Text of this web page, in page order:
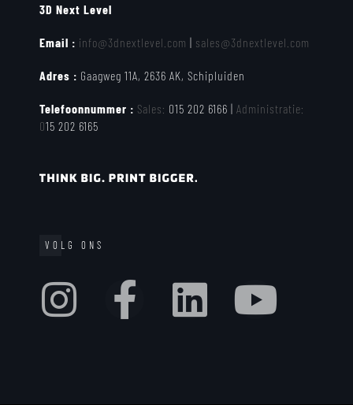
3D Next Level
Email : info@3dnextlevel.com | sales@3dnextlevel.com
Adres : Gaagweg 11A, 2636 AK, Schipluiden
Telefoonnummer : Sales: 015 202 6166 | Administratie:
015 202 6165
VOLG ONS